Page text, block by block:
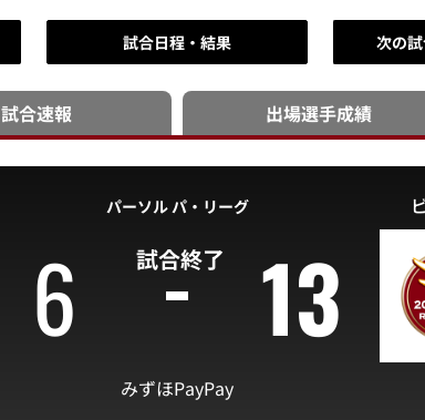
試合日程・結果 次の
試合速報 出場選手成績
パーソル パ・リーグ
試合終了
6 13
みずほPayPay